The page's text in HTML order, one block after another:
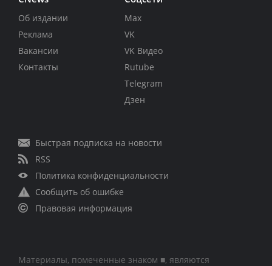
Об издании
Реклама
Вакансии
Контакты
Max
VK
VK Видео
Rutube
Telegram
Дзен
Быстрая подписка на новости
RSS
Политика конфиденциальности
Сообщить об ошибке
Правовая информация
Материалы, помеченные знаком ■, являются